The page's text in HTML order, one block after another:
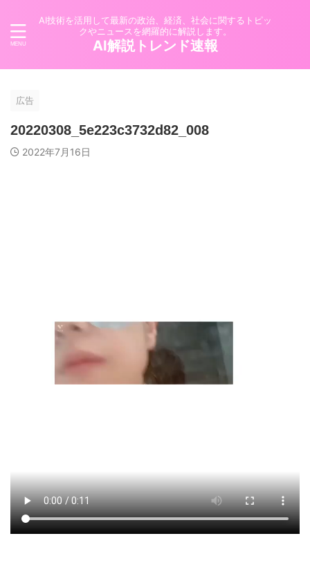
AI技術を活用して最新の政治、経済、社会に関するトピッ
クやニュースを網羅的に解説します。
AI解説トレンド速報
広告
20220308_5e223c3732d82_008
2022年7月16日